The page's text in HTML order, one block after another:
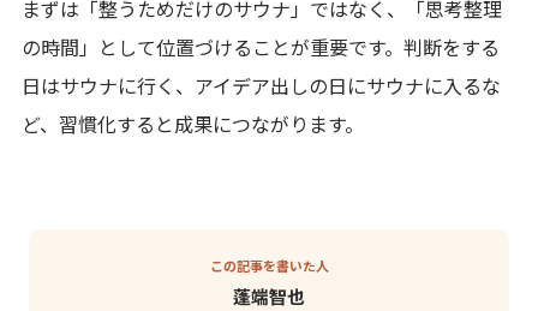
まずは「整うためだけのサウナ」ではなく、「思考整理
の時間」として位置づけることが重要です。判断をする
日はサウナに行く、アイデア出しの日にサウナに入るな
ど、習慣化すると成果につながります。
この記事を書いた人
蓬端智也